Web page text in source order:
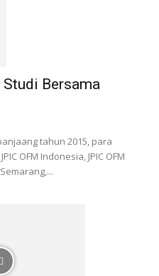
Studi Bersama
tahun 2015, para
OFM Indonesia, JPIC OFM
Semarang,...